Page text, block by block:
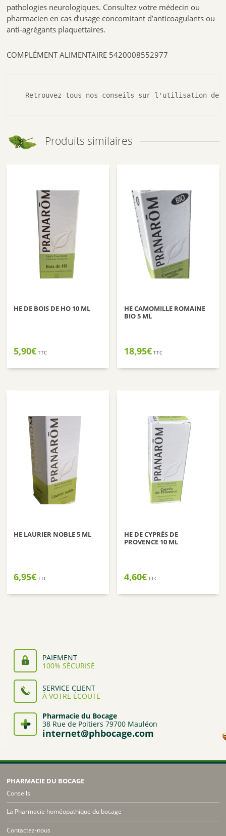
pathologies neurologiques. Consultez votre médecin ou
pharmacien en cas d’usage concomitant d’anticoagulants ou
anti-agrégants plaquettaires.
COMPLÉMENT ALIMENTAIRE 5420008552977
Retrouvez tous nos conseils sur l'utilisation de
Produits similaires
HE DE BOIS DE HO 10 ML
5,90€ TTC
HE CAMOMILLE ROMAINE
BIO 5 ML
18,95€ TTC
HE LAURIER NOBLE 5 ML
6,95€ TTC
HE DE CYPRÉS DE
PROVENCE 10 ML
4,60€ TTC
PAIEMENT
100% SÉCURISÉ
SERVICE CLIENT
À VOTRE ÉCOUTE
Pharmacie du Bocage
38 Rue de Poitiers 79700 Mauléon
internet@phbocage.com
PHARMACIE DU BOCAGE
Conseils
La Pharmacie homéopathique du bocage
Contactez-nous